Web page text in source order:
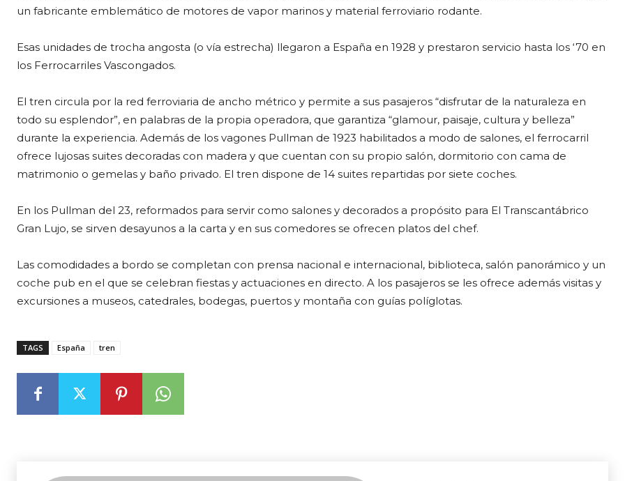
un fabricante emblemático de motores de vapor marinos y material ferroviario rodante.
Esas unidades de trocha angosta (o vía estrecha) llegaron a España en 1928 y prestaron servicio hasta los ‘70 en
los Ferrocarriles Vascongados.
El tren circula por la red ferroviaria de ancho métrico y permite a sus pasajeros “disfrutar de la naturaleza en
todo su esplendor”, en palabras de la propia operadora, que garantiza “glamour, paisaje, cultura y belleza”
durante la experiencia. Además de los vagones Pullman de 1923 habilitados a modo de salones, el ferrocarril
ofrece lujosas suites decoradas con madera y que cuentan con su propio salón, dormitorio con cama de
matrimonio o gemelas y baño privado. El tren dispone de 14 suites repartidas por siete coches.
En los Pullman del 23, reformados para servir como salones y decorados a propósito para El Transcantábrico
Gran Lujo, se sirven desayunos a la carta y en sus comedores se ofrecen platos del chef.
Las comodidades a bordo se completan con prensa nacional e internacional, biblioteca, salón panorámico y un
coche pub en el que se celebran fiestas y actuaciones en directo. A los pasajeros se les ofrece además visitas y
excursiones a museos, catedrales, bodegas, puertos y montaña con guías políglotas.
TAGS España tren